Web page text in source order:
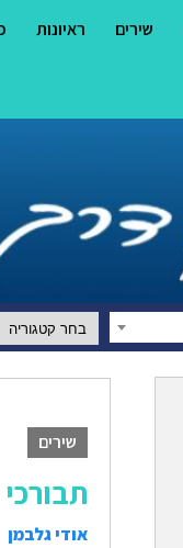
שירים ראיונות
שירים
תבורכי
אודי גלבמן